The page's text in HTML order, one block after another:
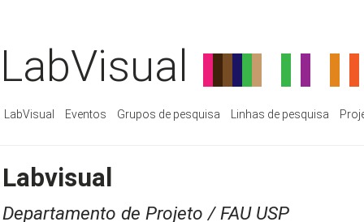
LabVisual
LabVisual Eventos Grupos de pesquisa Linhas de pesquisa
Labvisual
Departamento de Projeto / FAU USP